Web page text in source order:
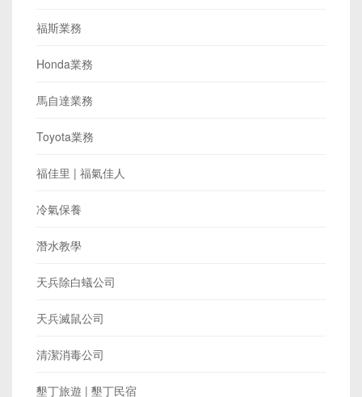
福斯業務
Honda業務
馬自達業務
Toyota業務
福佳里 | 福氣佳人
冷氣保養
潛水教學
天兵除白蟻公司
天兵滅鼠公司
清潔消毒公司
墾丁旅遊 | 墾丁民宿